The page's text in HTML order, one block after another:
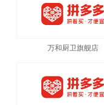
万和厨卫旗舰店